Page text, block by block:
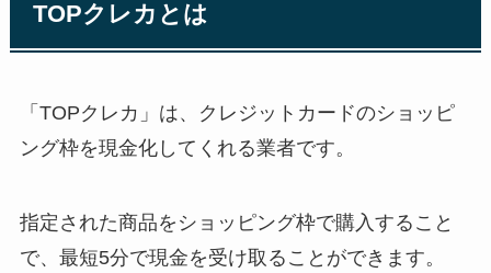
TOPクレカとは
「TOPクレカ」は、クレジットカードのショッピ
ング枠を現金化してくれる業者です。
指定された商品をショッピング枠で購入すること
で、最短5分で現金を受け取ることができます。